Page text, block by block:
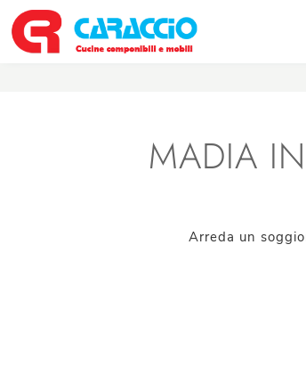
MADIA
Arreda un